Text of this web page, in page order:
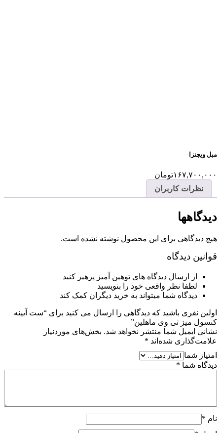
مبل ویچنزا
۱۶۷,۷۰۰,۰۰۰تومان
نظرات کاربران
دیدگاهها
هیچ دیدگاهی برای این محصول نوشته نشده است.
قوانین دیدگاه
از ارسال دیدگاه های توهین آمیز پرهیز کنید
لطفا نظر واقعی خود را بنویسید
دیدگاه شما میتواند به خرید دیگران کمک کند
اولین نفری باشید که دیدگاهی را ارسال می کنید برای “ست آیینه
کنسول میز تی وی ماهلین”
نشانی ایمیل شما منتشر نخواهد شد. بخش‌های موردنیاز
علامت‌گذاری شده‌اند *
امتیاز شما
دیدگاه شما *
نام *